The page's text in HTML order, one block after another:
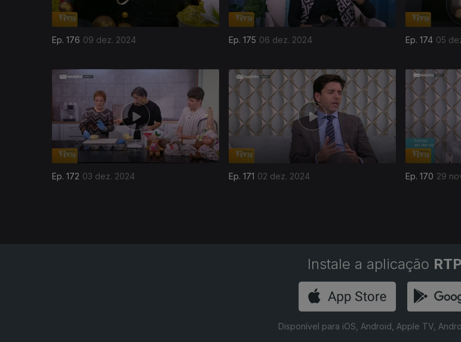
Ep. 176 09 dez. 2024 Ep. 175 06 dez. 2024 Ep. 174 05
Ep. 172 03 dez. 2024 Ep. 171 02 dez. 2024 Ep. 170 29
812437
Instale a aplicação
Disponível para iOS, Android, Apple TV,